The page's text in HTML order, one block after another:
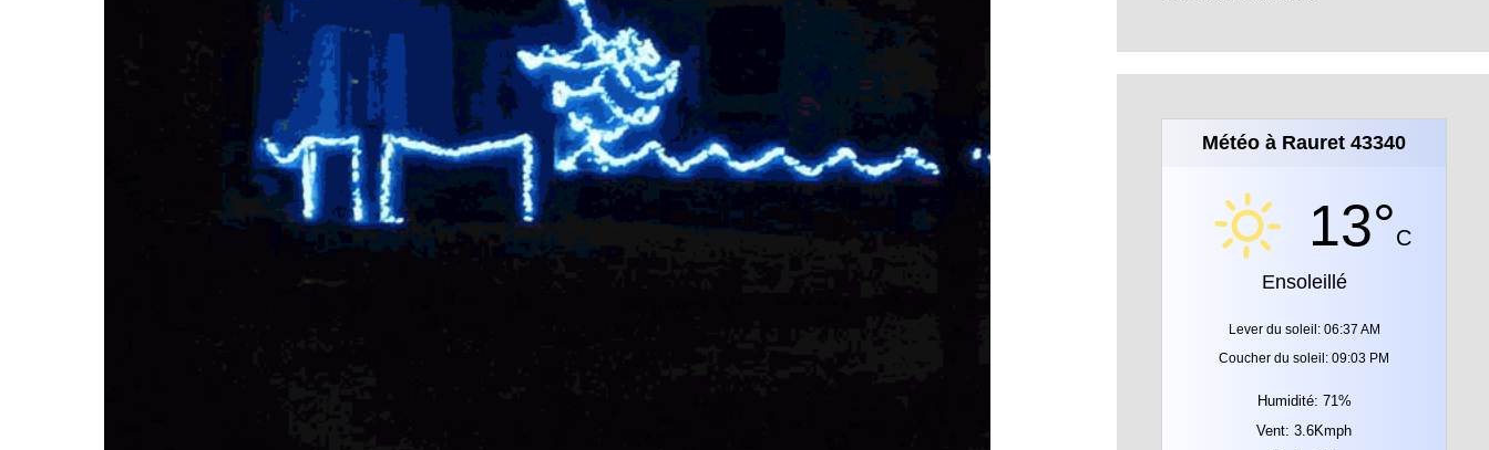
Météo à Rauret 43340
13°C
Ensoleillé
Lever du soleil: 06:37 AM
Coucher du soleil: 09:03 PM
Humidité: 71%
Vent: 3.6Kmph